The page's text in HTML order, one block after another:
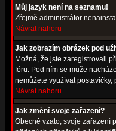
Můj jazyk není na seznamu!
Zřejmě administrátor
Návrat nahoru
Jak zobrazím obrázek pod
Možná, že jste zaregistrovali
fóru. Pod ním se může
nemůžete využívat
Návrat nahoru
Jak změní svoje zařazení?
Obecně vzato, svoje zařazení